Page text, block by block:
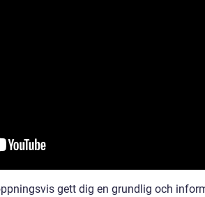
gett dig en grundlig och